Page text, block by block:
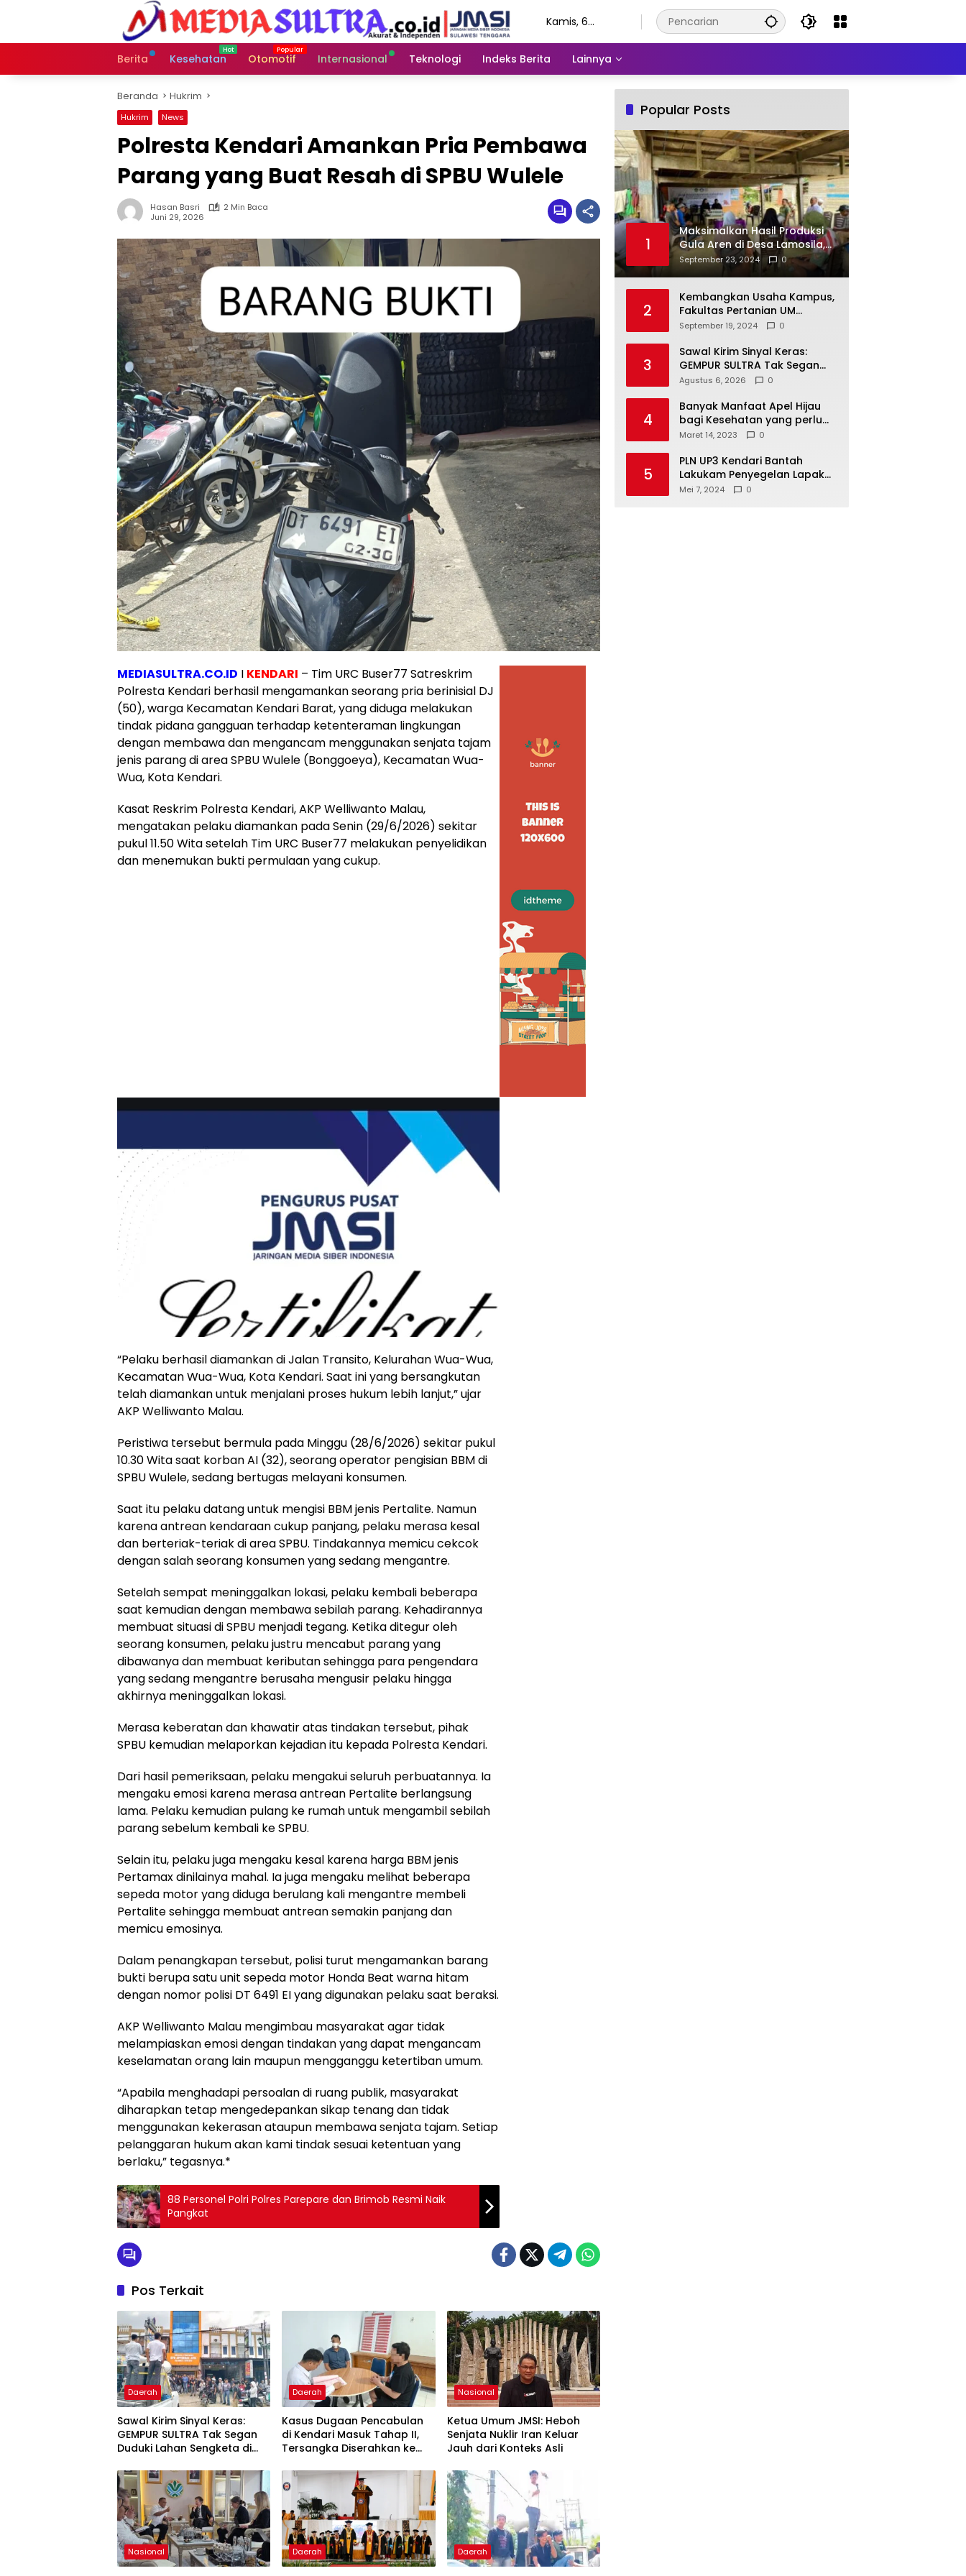
Kamis, 6
Berita
Kesehatan Otomotif Internasional Teknologi Indeks Berita Lainnya
Beranda Hukrim
Hukrim News
Polresta Kendari Amankan Pria Pembawa
Parang yang Buat Resah di SPBU Wulele
Hasan Basri
2 Min Baca
Juni 29, 2026
MEDIASULTRA.CO.ID I KENDARI – Tim URC Buser77 Satreskrim
Polresta Kendari berhasil mengamankan seorang pria berinisial DJ
(50), warga Kecamatan Kendari Barat, yang diduga melakukan
tindak pidana gangguan terhadap ketenteraman lingkungan
dengan membawa dan mengancam menggunakan senjata tajam
jenis parang di area SPBU Wulele (Bonggoeya), Kecamatan Wua-
Wua, Kota Kendari.
Kasat Reskrim Polresta Kendari, AKP Welliwanto Malau,
mengatakan pelaku diamankan pada Senin (29/6/2026) sekitar
pukul 11.50 Wita setelah Tim URC Buser77 melakukan penyelidikan
dan menemukan bukti permulaan yang cukup.
“Pelaku berhasil diamankan di Jalan Transito, Kelurahan Wua-Wua,
Kecamatan Wua-Wua, Kota Kendari. Saat ini yang bersangkutan
telah diamankan untuk menjalani proses hukum lebih lanjut,” ujar
AKP Welliwanto Malau.
Peristiwa tersebut bermula pada Minggu (28/6/2026) sekitar pukul
10.30 Wita saat korban AI (32), seorang operator pengisian BBM di
SPBU Wulele, sedang bertugas melayani konsumen.
Saat itu pelaku datang untuk mengisi BBM jenis Pertalite. Namun
karena antrean kendaraan cukup panjang, pelaku merasa kesal
dan berteriak-teriak di area SPBU. Tindakannya memicu cekcok
dengan salah seorang konsumen yang sedang mengantre.
Setelah sempat meninggalkan lokasi, pelaku kembali beberapa
saat kemudian dengan membawa sebilah parang. Kehadirannya
membuat situasi di SPBU menjadi tegang. Ketika ditegur oleh
seorang konsumen, pelaku justru mencabut parang yang
dibawanya dan membuat keributan sehingga para pengendara
yang sedang mengantre berusaha mengusir pelaku hingga
akhirnya meninggalkan lokasi.
Merasa keberatan dan khawatir atas tindakan tersebut, pihak
SPBU kemudian melaporkan kejadian itu kepada Polresta Kendari.
Dari hasil pemeriksaan, pelaku mengakui seluruh perbuatannya. Ia
mengaku emosi karena merasa antrean Pertalite berlangsung
lama. Pelaku kemudian pulang ke rumah untuk mengambil sebilah
parang sebelum kembali ke SPBU.
Selain itu, pelaku juga mengaku kesal karena harga BBM jenis
Pertamax dinilainya mahal. Ia juga mengaku melihat beberapa
sepeda motor yang diduga berulang kali mengantre membeli
Pertalite sehingga membuat antrean semakin panjang dan
memicu emosinya.
Dalam penangkapan tersebut, polisi turut mengamankan barang
bukti berupa satu unit sepeda motor Honda Beat warna hitam
dengan nomor polisi DT 6491 EI yang digunakan pelaku saat beraksi.
AKP Welliwanto Malau mengimbau masyarakat agar tidak
melampiaskan emosi dengan tindakan yang dapat mengancam
keselamatan orang lain maupun mengganggu ketertiban umum.
“Apabila menghadapi persoalan di ruang publik, masyarakat
diharapkan tetap mengedepankan sikap tenang dan tidak
menggunakan kekerasan ataupun membawa senjata tajam. Setiap
pelanggaran hukum akan kami tindak sesuai ketentuan yang
berlaku,” tegasnya.*
88 Personel Polri Polres Parepare dan Brimob Resmi Naik
Pangkat
Pos Terkait
Daerah
Sawal Kirim Sinyal Keras:
GEMPUR SULTRA Tak Segan
Duduki Lahan Sengketa di
Daerah
Kasus Dugaan Pencabulan
di Kendari Masuk Tahap II,
Tersangka Diserahkan ke
Nasional
Ketua Umum JMSI: Heboh
Senjata Nuklir Iran Keluar
Jauh dari Konteks Asli
Nasional Daerah Daerah
Popular Posts
1
Maksimalkan Hasil Produksi
Gula Aren di Desa Lamosila,
UM Kendari Berikan Bantuan
Alat Produksi Modern
September 23, 2024 0
2
Kembangkan Usaha Kampus,
Fakultas Pertanian UM
Kendari Optimalkan
Agribisnis
September 19, 2024 0
3
Sawal Kirim Sinyal Keras:
GEMPUR SULTRA Tak Segan
Duduki Lahan Sengketa di
Agustus 6, 2026 0
4
Banyak Manfaat Apel Hijau
bagi Kesehatan yang perlu
Anda ketahui
Maret 14, 2023 0
5
PLN UP3 Kendari Bantah
Lakukam Penyegelan Lapak
Tugu Eks MTQ
Mei 7, 2024 0